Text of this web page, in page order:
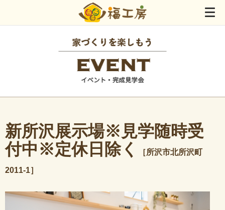
新所沢展示場※見学随時受
付中※定休日除く
［所沢市北所沢町
2011-1］